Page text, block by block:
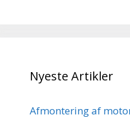
Nyeste Artikler
Afmontering af